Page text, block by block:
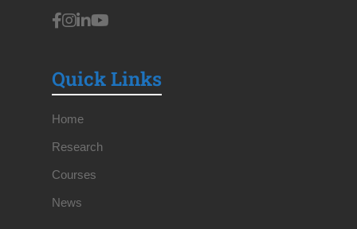
Quick Links
Home
Research
Courses
News